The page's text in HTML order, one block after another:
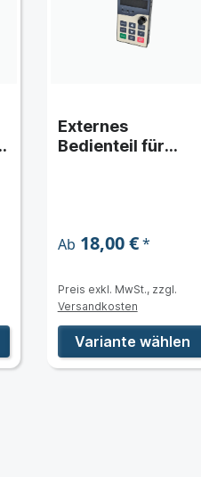
Externes
Bedienteil für
Ab 18,00 €*
Preis exkl. MwSt., zzgl.
Versandkosten
Variante wählen